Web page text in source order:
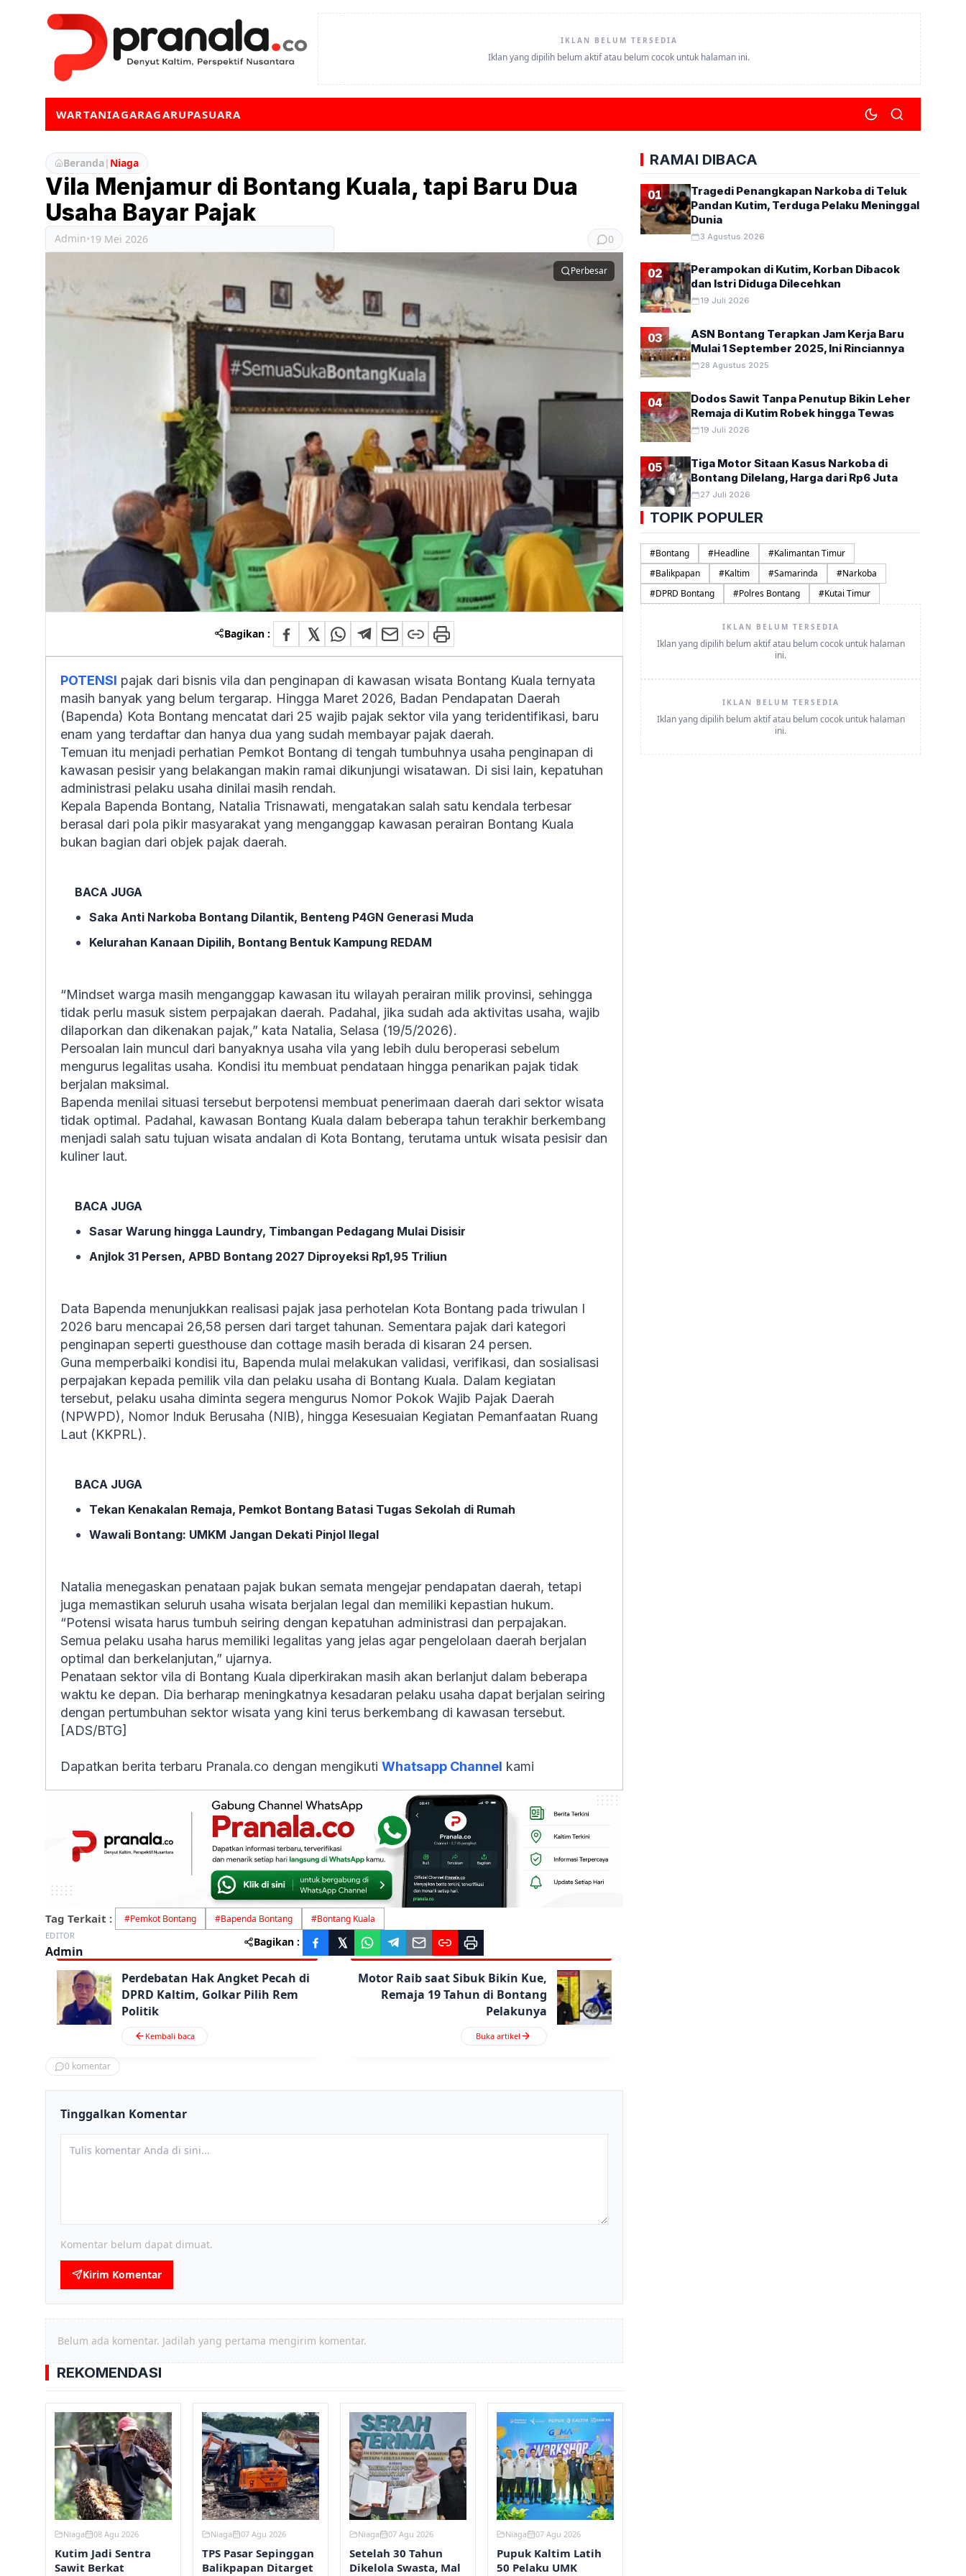
IKLAN BELUM TERSEDIA
Iklan yang dipilih belum aktif atau belum cocok untuk halaman ini.
WARTANIAGARAGARUPASUARA
Beranda| Niaga
Vila Menjamur di Bontang Kuala, tapi Baru Dua
Usaha Bayar Pajak
Admin•19 Mei 2026 0
Perbesar
Bagikan :
POTENSI pajak dari bisnis vila dan penginapan di kawasan wisata Bontang Kuala ternyata
masih banyak yang belum tergarap. Hingga Maret 2026, Badan Pendapatan Daerah
(Bapenda) Kota Bontang mencatat dari 25 wajib pajak sektor vila yang teridentifikasi, baru
enam yang terdaftar dan hanya dua yang sudah membayar pajak daerah.
Temuan itu menjadi perhatian Pemkot Bontang di tengah tumbuhnya usaha penginapan di
kawasan pesisir yang belakangan makin ramai dikunjungi wisatawan. Di sisi lain, kepatuhan
administrasi pelaku usaha dinilai masih rendah.
Kepala Bapenda Bontang, Natalia Trisnawati, mengatakan salah satu kendala terbesar
berasal dari pola pikir masyarakat yang menganggap kawasan perairan Bontang Kuala
bukan bagian dari objek pajak daerah.
BACA JUGA
Saka Anti Narkoba Bontang Dilantik, Benteng P4GN Generasi Muda
Kelurahan Kanaan Dipilih, Bontang Bentuk Kampung REDAM
“Mindset warga masih menganggap kawasan itu wilayah perairan milik provinsi, sehingga
tidak perlu masuk sistem perpajakan daerah. Padahal, jika sudah ada aktivitas usaha, wajib
dilaporkan dan dikenakan pajak,” kata Natalia, Selasa (19/5/2026).
Persoalan lain muncul dari banyaknya usaha vila yang lebih dulu beroperasi sebelum
mengurus legalitas usaha. Kondisi itu membuat pendataan hingga penarikan pajak tidak
berjalan maksimal.
Bapenda menilai situasi tersebut berpotensi membuat penerimaan daerah dari sektor wisata
tidak optimal. Padahal, kawasan Bontang Kuala dalam beberapa tahun terakhir berkembang
menjadi salah satu tujuan wisata andalan di Kota Bontang, terutama untuk wisata pesisir dan
kuliner laut.
BACA JUGA
Sasar Warung hingga Laundry, Timbangan Pedagang Mulai Disisir
Anjlok 31 Persen, APBD Bontang 2027 Diproyeksi Rp1,95 Triliun
Data Bapenda menunjukkan realisasi pajak jasa perhotelan Kota Bontang pada triwulan I
2026 baru mencapai 26,58 persen dari target tahunan. Sementara pajak dari kategori
penginapan seperti guesthouse dan cottage masih berada di kisaran 24 persen.
Guna memperbaiki kondisi itu, Bapenda mulai melakukan validasi, verifikasi, dan sosialisasi
perpajakan kepada pemilik vila dan pelaku usaha di Bontang Kuala. Dalam kegiatan
tersebut, pelaku usaha diminta segera mengurus Nomor Pokok Wajib Pajak Daerah
(NPWPD), Nomor Induk Berusaha (NIB), hingga Kesesuaian Kegiatan Pemanfaatan Ruang
Laut (KKPRL).
BACA JUGA
Tekan Kenakalan Remaja, Pemkot Bontang Batasi Tugas Sekolah di Rumah
Wawali Bontang: UMKM Jangan Dekati Pinjol Ilegal
Natalia menegaskan penataan pajak bukan semata mengejar pendapatan daerah, tetapi
juga memastikan seluruh usaha wisata berjalan legal dan memiliki kepastian hukum.
“Potensi wisata harus tumbuh seiring dengan kepatuhan administrasi dan perpajakan.
Semua pelaku usaha harus memiliki legalitas yang jelas agar pengelolaan daerah berjalan
optimal dan berkelanjutan,” ujarnya.
Penataan sektor vila di Bontang Kuala diperkirakan masih akan berlanjut dalam beberapa
waktu ke depan. Dia berharap meningkatnya kesadaran pelaku usaha dapat berjalan seiring
dengan pertumbuhan sektor wisata yang kini terus berkembang di kawasan tersebut.
[ADS/BTG]
Dapatkan berita terbaru Pranala.co dengan mengikuti Whatsapp Channel kami
Tag Terkait : #Pemkot Bontang #Bapenda Bontang #Bontang Kuala
EDITOR
Admin
Bagikan :
Perdebatan Hak Angket Pecah di
DPRD Kaltim, Golkar Pilih Rem
Politik
Kembali baca
Motor Raib saat Sibuk Bikin Kue,
Remaja 19 Tahun di Bontang
Pelakunya
Buka artikel
0 komentar
Tinggalkan Komentar
Komentar belum dapat dimuat.
Kirim Komentar
Belum ada komentar. Jadilah yang pertama mengirim komentar.
REKOMENDASI
Niaga 08 Agu 2026
Kutim Jadi Sentra
Sawit Berkat
Niaga 07 Agu 2026
TPS Pasar Sepinggan
Balikpapan Ditarget
Niaga 07 Agu 2026
Setelah 30 Tahun
Dikelola Swasta, Mal
Niaga 07 Agu 2026
Pupuk Kaltim Latih
50 Pelaku UMK
RAMAI DIBACA
01
Tragedi Penangkapan Narkoba di Teluk
Pandan Kutim, Terduga Pelaku Meninggal
Dunia
3 Agustus 2026
02
Perampokan di Kutim, Korban Dibacok
dan Istri Diduga Dilecehkan
19 Juli 2026
03
ASN Bontang Terapkan Jam Kerja Baru
Mulai 1 September 2025, Ini Rinciannya
28 Agustus 2025
04
Dodos Sawit Tanpa Penutup Bikin Leher
Remaja di Kutim Robek hingga Tewas
19 Juli 2026
05
Tiga Motor Sitaan Kasus Narkoba di
Bontang Dilelang, Harga dari Rp6 Juta
27 Juli 2026
TOPIK POPULER
#Bontang #Headline #Kalimantan Timur
#Balikpapan #Kaltim #Samarinda #Narkoba
#DPRD Bontang #Polres Bontang #Kutai Timur
IKLAN BELUM TERSEDIA
Iklan yang dipilih belum aktif atau belum cocok untuk halaman
ini.
IKLAN BELUM TERSEDIA
Iklan yang dipilih belum aktif atau belum cocok untuk halaman
ini.